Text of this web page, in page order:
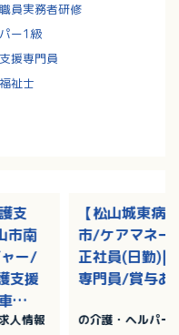
員実務者研修
ー1級
援専門員
祉士
支
市南
ー/
支援
運
人情報
【松山城東病
市/ケアマネー
正社員(日勤)|
専門員/賞与あ
の介護・ヘルパー